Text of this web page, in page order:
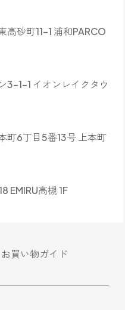
高砂町11-1 浦和PARCO
3-1-1 イオンレイクタウ
町6丁目5番13号 上本町
EMIRU高槻 1F
お買い物ガイド